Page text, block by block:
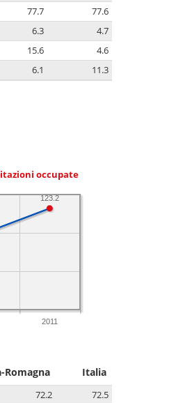
77.7
77.6
6.3
4.7
15.6
4.6
6.1 11.3
occupate
2011
123.2
Romagna Italia
72.2
72.5